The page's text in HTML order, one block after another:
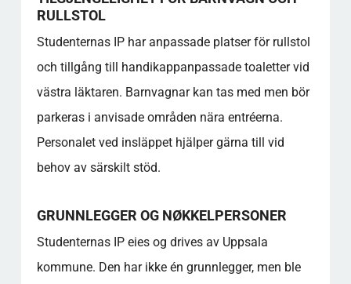
RULLSTOL
Studenternas IP har anpassade platser för rullstol
och tillgång till handikappanpassade toaletter vid
västra läktaren. Barnvagnar kan tas med men bör
parkeras i anvisade områden nära entréerna.
Personalet ved insläppet hjälper gärna till vid
behov av särskilt stöd.
GRUNNLEGGER OG NØKKELPERSONER
Studenternas IP eies og drives av Uppsala
kommune. Den har ikke én grunnlegger, men ble